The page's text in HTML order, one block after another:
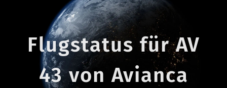
Flugstatus für AV
43 von Avianca